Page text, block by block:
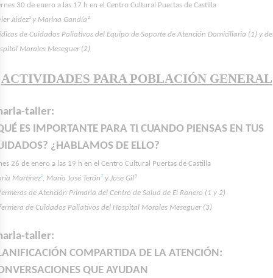
30 de enero a las 17 h en el Centro Cultural Puertas de Castilla
Júdez¹ y Marina Gandía²
de Cuidados Paliativos del Equipo de Soporte de Atención Domiciliaria (1) y
Morales Meseguer (2)
ACTIVIDADES PARA POBLACIÓN GENERAL
taller:
ES IMPORTANTE PARA TI CUANDO PIENSAS EN TUS
¿HABLAMOS DE ELLO?
26 de enero a las 19 h en el Centro Cultural Puertas de Castilla
Martínez¹, María José Terón² y Jose Gil³
de Atención Primaria del Centro de Salud de El Ranero (1 y 2)
de Cuidados Paliativos del Hospital Morales Meseguer (3)
taller:
COMPARTIDA DE LA ATENCIÓN:
QUE AYUDAN